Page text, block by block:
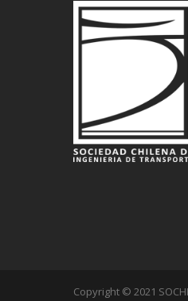
Copyright © 2021